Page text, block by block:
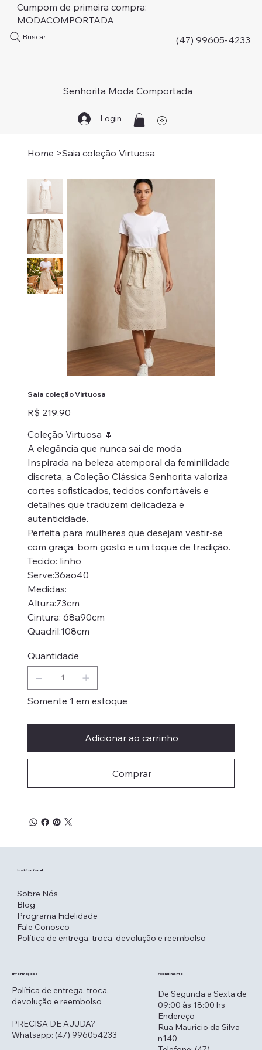
Cumpom de primeira compra:
MODACOMPORTADA
Buscar
Senhorita Moda Comportada
(47) 99605-4233
Login
Home >Saia coleção Virtuosa
Saia coleção Virtuosa
Preço
R$ 219,90
Coleção Virtuosa 🌷
A elegância que nunca sai de moda.
Inspirada na beleza atemporal da feminilidade
discreta, a Coleção Clássica Senhorita valoriza
cortes sofisticados, tecidos confortáveis e
detalhes que traduzem delicadeza e
autenticidade.
Perfeita para mulheres que desejam vestir-se
com graça, bom gosto e um toque de tradição.
Tecido: linho
Serve:36ao40
Medidas:
Altura:73cm
Cintura: 68a90cm
Quadril:108cm
Quantidade
Somente 1 em estoque
Adicionar ao carrinho
Comprar
Institucional
Sobre Nós
Blog
Programa Fidelidade
Fale Conosco
Política de entrega, troca, devolução e reembolso
Informações
Política de entrega, troca,
devolução e reembolso
PRECISA DE AJUDA?
Whatsapp: (47) 996054233
Atendimento
De Segunda a Sexta de
09:00 às 18:00 hs
Endereço
Rua Mauricio da Silva
n140